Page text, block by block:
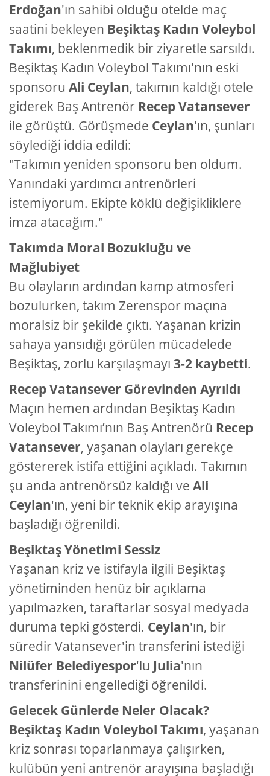
Erdoğan'ın sahibi olduğu otelde maç
saatini bekleyen Beşiktaş Kadın Voleybol
Takımı, beklenmedik bir ziyaretle sarsıldı.
Beşiktaş Kadın Voleybol Takımı'nın eski
sponsoru Ali Ceylan, takımın kaldığı otele
giderek Baş Antrenör Recep Vatansever
ile görüştü. Görüşmede Ceylan'ın, şunları
söylediği iddia edildi:
"Takımın yeniden sponsoru ben oldum.
Yanındaki yardımcı antrenörleri
istemiyorum. Ekipte köklü değişikliklere
imza atacağım."
Takımda Moral Bozukluğu ve
Mağlubiyet
Bu olayların ardından kamp atmosferi
bozulurken, takım Zerenspor maçına
moralsiz bir şekilde çıktı. Yaşanan krizin
sahaya yansıdığı görülen mücadelede
Beşiktaş, zorlu karşılaşmayı 3-2 kaybetti.
Recep Vatansever Görevinden Ayrıldı
Maçın hemen ardından Beşiktaş Kadın
Voleybol Takımı’nın Baş Antrenörü Recep
Vatansever, yaşanan olayları gerekçe
göstererek istifa ettiğini açıkladı. Takımın
şu anda antrenörsüz kaldığı ve Ali
Ceylan'ın, yeni bir teknik ekip arayışına
başladığı öğrenildi.
Beşiktaş Yönetimi Sessiz
Yaşanan kriz ve istifayla ilgili Beşiktaş
yönetiminden henüz bir açıklama
yapılmazken, taraftarlar sosyal medyada
duruma tepki gösterdi. Ceylan'ın, bir
süredir Vatansever'in transferini istediği
Nilüfer Belediyespor'lu Julia'nın
transferinini engellediği öğrenildi.
Gelecek Günlerde Neler Olacak?
Beşiktaş Kadın Voleybol Takımı, yaşanan
kriz sonrası toparlanmaya çalışırken,
kulübün yeni antrenör arayışına başladığı